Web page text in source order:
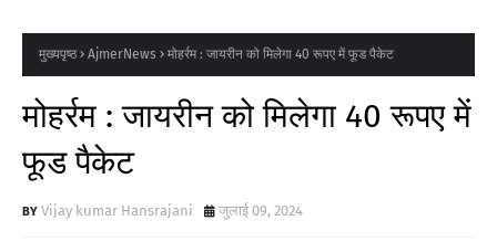
मुख्यपृष्ठ AjmerNews मोहर्रम : जायरीन को मिलेगा 40 रूपए में फूड पैकेट
मोहर्रम : जायरीन को मिलेगा 40 रूपए में
फूड पैकेट
Vijay kumar Hansrajani जुलाई 09, 2024